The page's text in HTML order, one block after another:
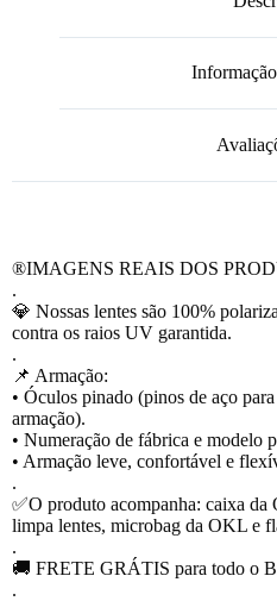
®️IMAGENS REAIS DOS
.
💎 Nossas lentes são 100%
contra os raios UV garantida.
.
📌 Armação:
• Óculos pinado (pinos de aço
armação).
• Numeração de fábrica e modelo
• Armação leve, confortável e
.
✅O produto acompanha: caixa
limpa lentes, microbag da OKL e
.
🚚 FRETE GRÁTIS para todo o
.